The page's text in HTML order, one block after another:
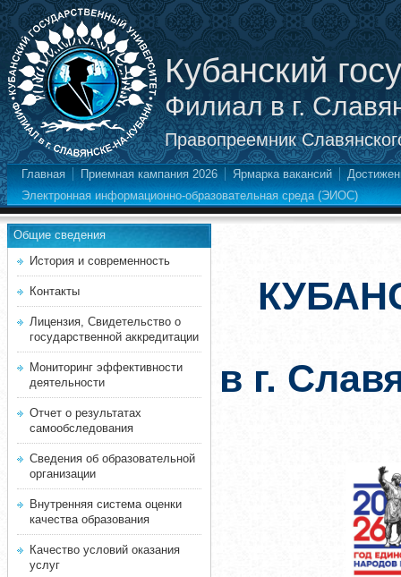
Кубанский
Филиал в г.
Правопреемник
Главная Приемная кампания 2026 Ярмарка вакансий
Электронная информационно-образовательная среда (ЭИОС)
Общие сведения
История и современность
Контакты
Лицензия, Свидетельство о
государственной аккредитации
Мониторинг эффективности
деятельности
Отчет о результатах
самообследования
Сведения об образовательной
организации
Внутренняя система оценки
качества образования
Качество условий оказания
услуг
в г.